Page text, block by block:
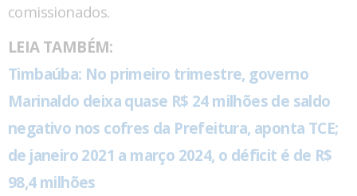
comissionados.
LEIA TAMBÉM:
Timbaúba: No primeiro trimestre, governo
Marinaldo deixa quase R$ 24 milhões de saldo
negativo nos cofres da Prefeitura, aponta TCE;
de janeiro 2021 a março 2024, o déficit é de R$
98,4 milhões